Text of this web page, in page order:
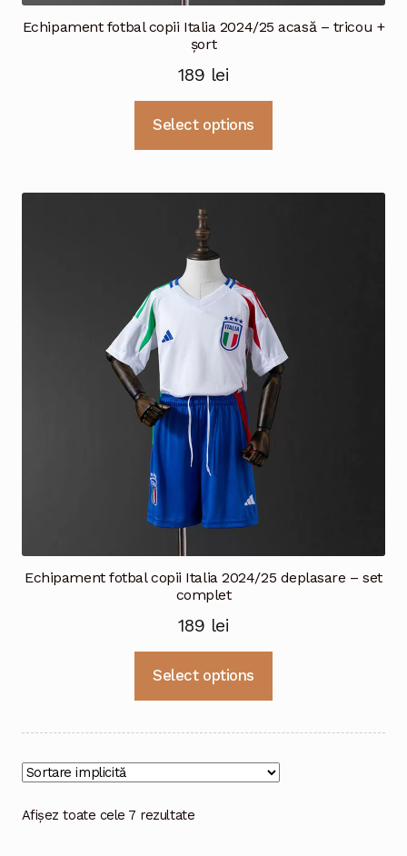
Echipament fotbal copii Italia 2024/25 acasă – tricou +
șort
189 lei
Select options
alese
în
pagina
produsului.
Echipament fotbal copii Italia 2024/25 deplasare – set
complet
189 lei
Select options
mai
multe
variații.
Afișez toate cele 7 rezultate